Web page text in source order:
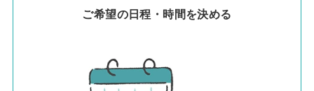
ご希望の日程・時間を決める